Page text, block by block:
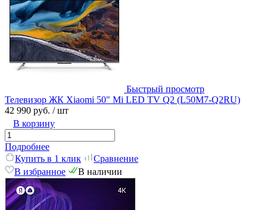
Быстрый просмотр
Телевизор ЖК Xiaomi 50" Mi LED TV Q2 (L50M7-Q2RU)
42 990 руб. / шт
В корзину
Подробнее
Купить в 1 клик
Сравнение
В избранное
В наличии